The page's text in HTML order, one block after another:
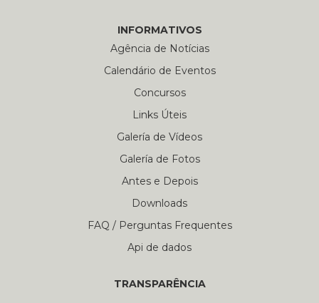
INFORMATIVOS
Agência de Notícias
Calendário de Eventos
Concursos
Links Úteis
Galería de Vídeos
Galería de Fotos
Antes e Depois
Downloads
FAQ / Perguntas Frequentes
Api de dados
TRANSPARÊNCIA